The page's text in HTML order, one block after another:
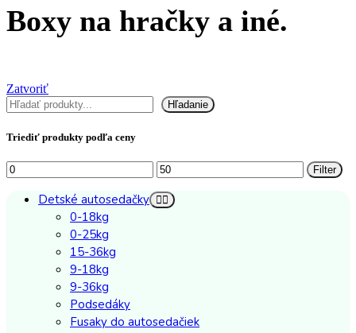
Boxy na hračky a iné.
Zatvoriť
Hľadať
Hľadanie
Triediť produkty podľa ceny
Minimálna
cena
Maximálna
cena
Filter
Detské autosedačky
0-18kg
0-25kg
15-36kg
9-18kg
9-36kg
Podsedáky
Fusaky do autosedačiek